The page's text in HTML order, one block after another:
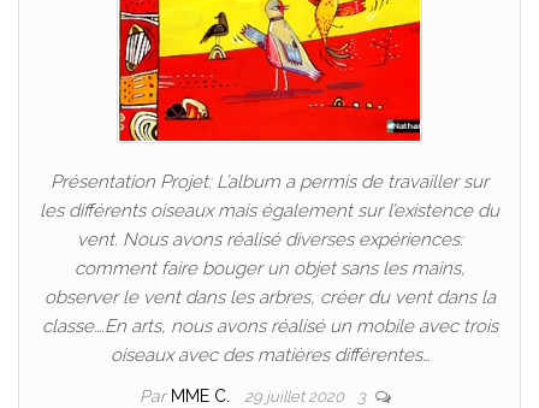
Présentation Projet: L’album a permis de travailler sur
les différents oiseaux mais également sur l’existence du
vent. Nous avons réalisé diverses expériences:
comment faire bouger un objet sans les mains,
observer le vent dans les arbres, créer du vent dans la
classe….En arts, nous avons réalisé un mobile avec trois
oiseaux avec des matières différentes…
Par MME C. 29 juillet 2020 3